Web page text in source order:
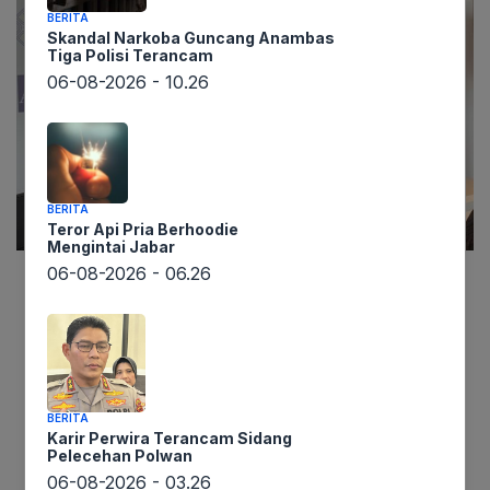
(ADB) membawa angin segar bagi prospek
ekonomi Indonesia. Dalam laporan terbarunya,
ADB secara optimis merevisi naik proyeksi
pertumbuhan ekonomi Tanah Air untuk tahun
2026, menembus angka 5,2%. Prediksi ini muncul
setelah laju pertumbuhan pada tahun 2025 sedikit
BERITA
Skandal Narkoba Guncang Anambas
Tiga Polisi Terancam
06-08-2026 - 10.26
BERITA
Teror Api Pria Berhoodie
Mengintai Jabar
06-08-2026 - 06.26
BERITA
Karir Perwira Terancam Sidang
Pelecehan Polwan
06-08-2026 - 03.26